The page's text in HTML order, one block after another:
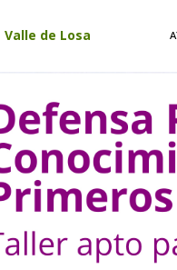
principal
Valle de Losa